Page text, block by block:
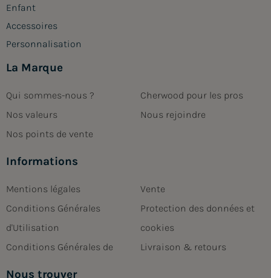
Enfant
Accessoires
Personnalisation
La Marque
Qui sommes-nous ?
Nos valeurs
Nos points de vente
Cherwood pour les pros
Nous rejoindre
Informations
Mentions légales
Conditions Générales
d'Utilisation
Conditions Générales de
Vente
Protection des données et
cookies
Livraison & retours
Nous trouver